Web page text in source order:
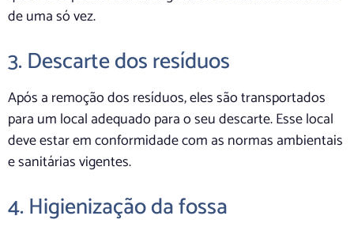
de uma só vez.
3. Descarte dos resíduos
Após a remoção dos resíduos, eles são transportados
para um local adequado para o seu descarte. Esse local
deve estar em conformidade com as normas ambientais
e sanitárias vigentes.
4. Higienização da fossa